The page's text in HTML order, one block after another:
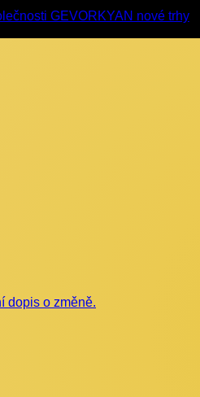
GEVORKYAN nové trhy
dopis o změně.